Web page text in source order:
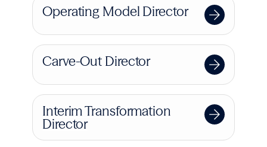
Operating Model Director
Carve-Out Director
Interim Transformation
Director